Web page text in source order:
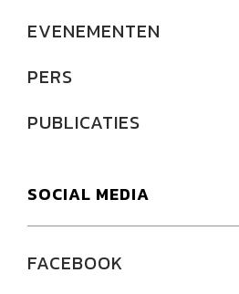
EVENEMENTEN
PERS
PUBLICATIES
SOCIAL MEDIA
FACEBOOK